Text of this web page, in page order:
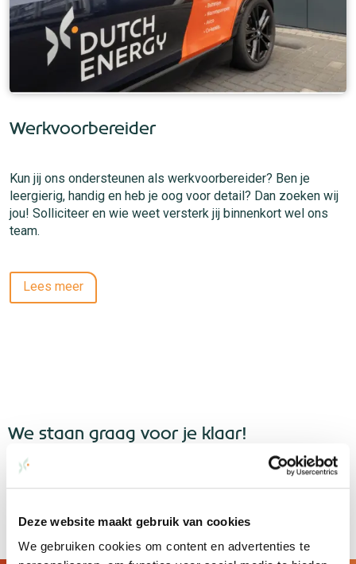
Deze website maakt gebruik van cookies
We gebruiken cookies om content en advertenties te
Werkvoorbereider
Kun jij ons ondersteunen als werkvoorbereider? Ben je
leergierig, handig en heb je oog voor detail? Dan zoeken wij
jou! Solliciteer en wie weet versterk jij binnenkort wel ons
team.
Lees meer
We staan graag voor je klaar!
Neem gerust contact op met Lorenzo
Bernardon
Neem contact op